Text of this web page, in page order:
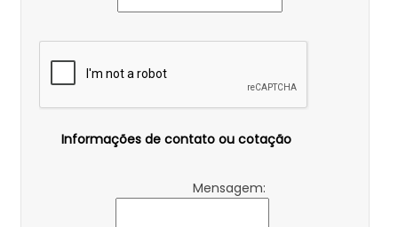
Informações de contato ou cotação
Mensagem: